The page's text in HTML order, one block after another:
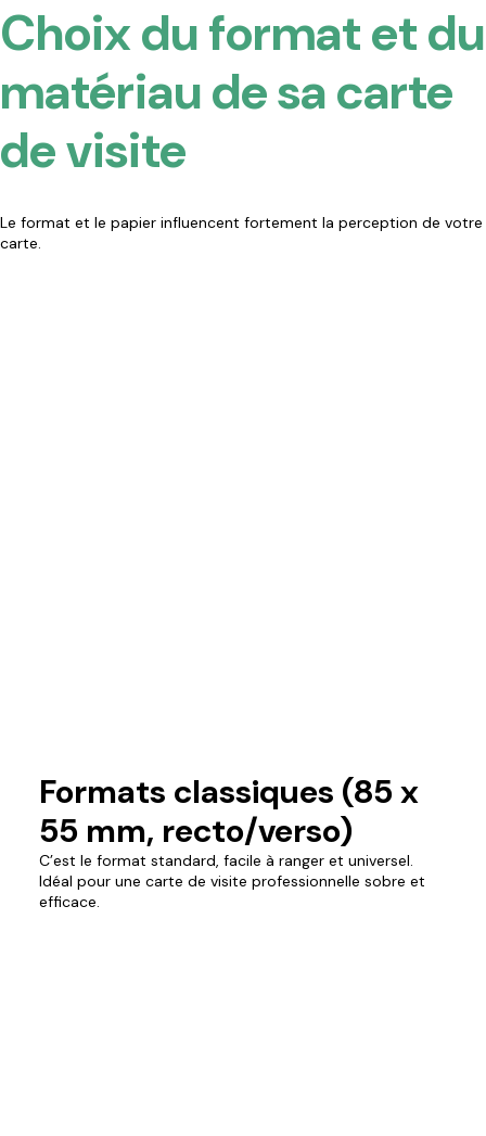
Choix du format et du
matériau de sa carte
de visite
Le format et le papier influencent fortement la perception de votre
carte.
Formats classiques (85 x
55 mm, recto/verso)
C’est le format standard, facile à ranger et universel.
Idéal pour une carte de visite professionnelle sobre et
efficace.